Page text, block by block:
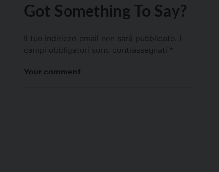
Got Something To Say?
Il tuo indirizzo email non sarà pubblicato.
campi obbligatori sono contrassegnati *
Your comment